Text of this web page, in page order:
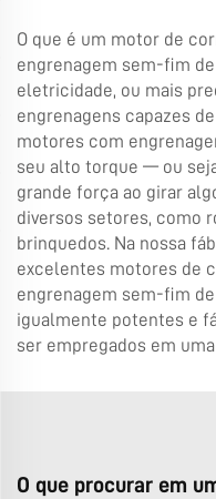
O que é um motor de
engrenagem sem-fim de
eletricidade, ou mais
engrenagens capazes
motores com
seu alto torque — ou
grande força ao girar
diversos setores, como
brinquedos. Na nossa
excelentes motores de
engrenagem sem-fim de
igualmente potentes e
ser empregados em
O que procurar em